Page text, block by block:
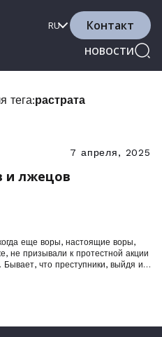
НОВОСТИ
RU Контакт
тега:растрата
7 апреля, 2025
и лжецов
еще воры, настоящие воры,
не призывали к протестной акции
Бывает, что преступники, выйдя из